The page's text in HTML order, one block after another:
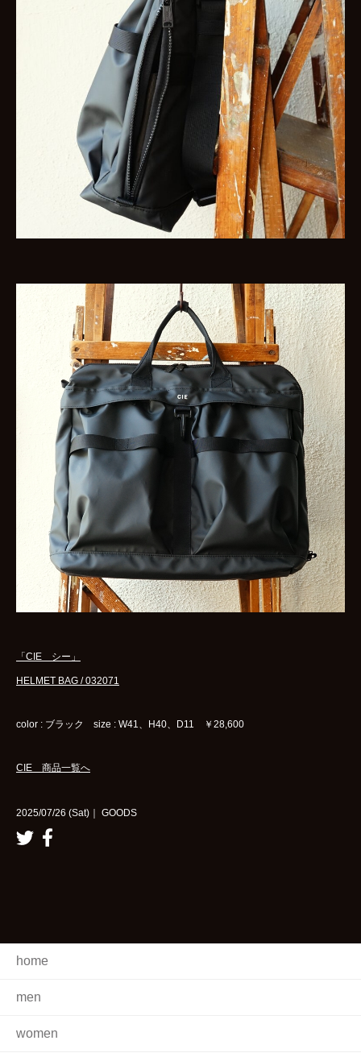
「CIE シー」
HELMET BAG / 032071
color : ブラック size : W41、H40、D11 ￥28,600
CIE 商品一覧へ
2025/07/26 (Sat)｜ GOODS
home
men
women